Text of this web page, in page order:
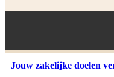
Jouw zakelijke doelen